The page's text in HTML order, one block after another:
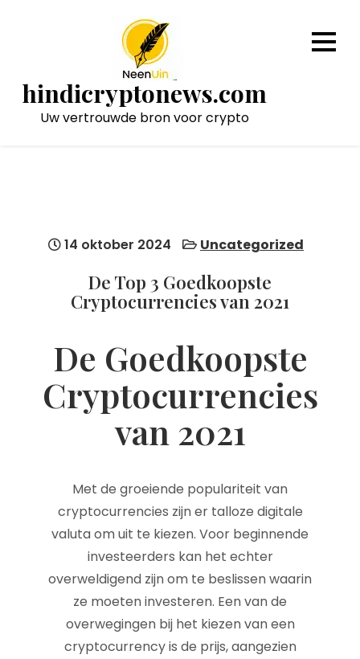
hindicryptonews.com
Uw vertrouwde bron voor crypto
14 oktober 2024 Uncategorized
De Top 3 Goedkoopste
Cryptocurrencies van 2021
De Goedkoopste
Cryptocurrencies
van 2021
Met de groeiende populariteit van
cryptocurrencies zijn er talloze digitale
valuta om uit te kiezen. Voor beginnende
investeerders kan het echter
overweldigend zijn om te beslissen waarin
ze moeten investeren. Een van de
overwegingen bij het kiezen van een
cryptocurrency is de prijs, aangezien